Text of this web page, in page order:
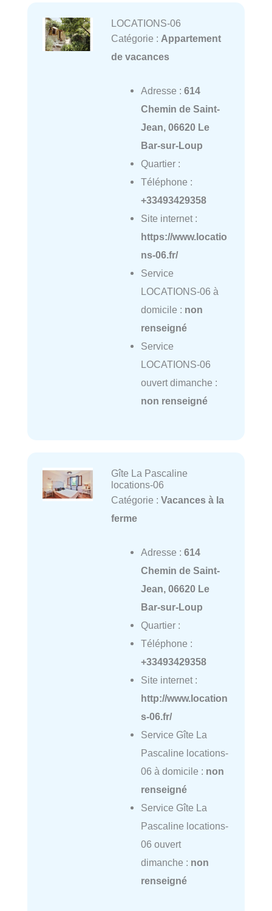
LOCATIONS-06
Catégorie : Appartement
de vacances
Adresse : 614
Chemin de Saint-
Jean, 06620 Le
Bar-sur-Loup
Quartier :
Téléphone :
+33493429358
Site internet :
https://www.locatio
ns-06.fr/
Service
LOCATIONS-06 à
domicile : non
renseigné
Service
LOCATIONS-06
ouvert dimanche :
non renseigné
Gîte La Pascaline
locations-06
Catégorie : Vacances à la
ferme
Adresse : 614
Chemin de Saint-
Jean, 06620 Le
Bar-sur-Loup
Quartier :
Téléphone :
+33493429358
Site internet :
http://www.location
s-06.fr/
Service Gîte La
Pascaline locations-
06 à domicile : non
renseigné
Service Gîte La
Pascaline locations-
06 ouvert
dimanche : non
renseigné